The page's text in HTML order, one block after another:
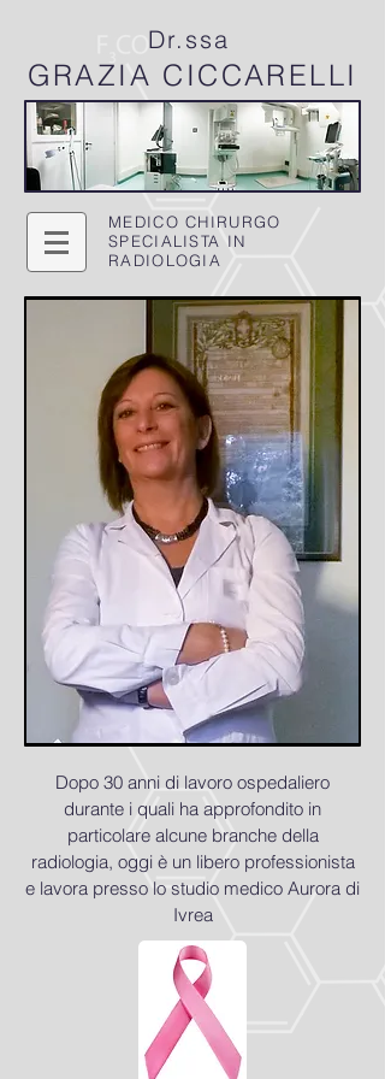
Dr.ssa
GRAZIA CICCARELLI
MEDICO CHIRURGO
SPECIALISTA IN
RADIOLOGIA
Dopo 30 anni di lavoro ospedaliero
durante i quali ha approfondito in
particolare alcune branche della
radiologia, oggi è un libero professionista
e lavora presso lo studio medico Aurora di
Ivrea